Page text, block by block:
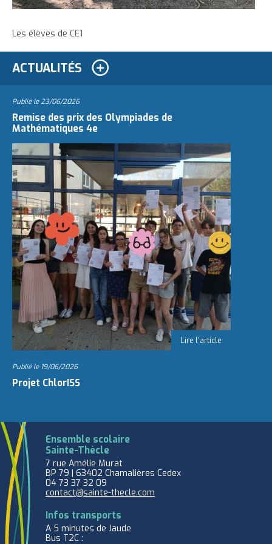
e
Les élèves de CE1
ACTUALITÉS
Publié le23/06/2026
Remise des prix des Olympiades de
Mathématiques 4e
Publié le 19/06/2026
Projet ChlorISS
Ensemble scolaire
Sainte-Thècle
7 rue Amélie Murat
BP 79 | 63402 Chamalières Cedex
04 73 37 32 09
contact@sainte-thecle.com
Infos transports
A 5 minutes de Jaude
Bus T2C :